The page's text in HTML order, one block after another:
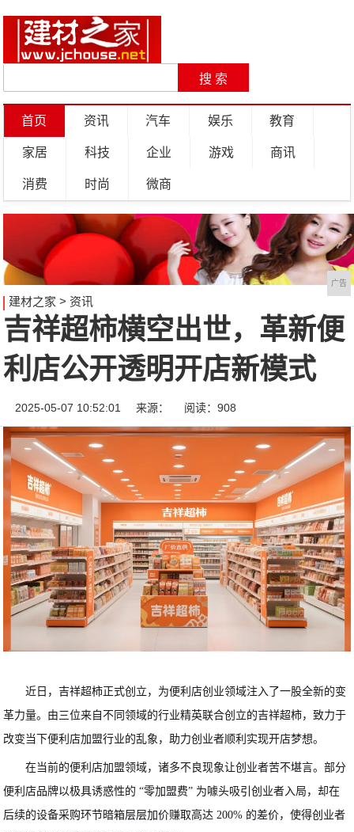
首页 资讯 汽车 娱乐 教育
家居 科技 企业 游戏 商讯
消费 时尚 微商
广告
建材之家 > 资讯
吉祥超柿横空出世，革新便
利店公开透明开店新模式​
2025-05-07 10:52:01 来源： 阅读：908
近日，吉祥超柿正式创立，为便利店创业领域注入了一股全新的变
革力量。由三位来自不同领域的行业精英联合创立的吉祥超柿，致力于
改变当下便利店加盟行业的乱象，助力创业者顺利实现开店梦想。
在当前的便利店加盟领域，诸多不良现象让创业者苦不堪言。部分
便利店品牌以极具诱惑性的 “零加盟费” 为噱头吸引创业者入局，却在
后续的设备采购环节暗箱层层加价赚取高达 200% 的差价，使得创业者